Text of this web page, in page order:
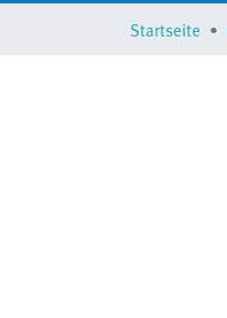
Startseite